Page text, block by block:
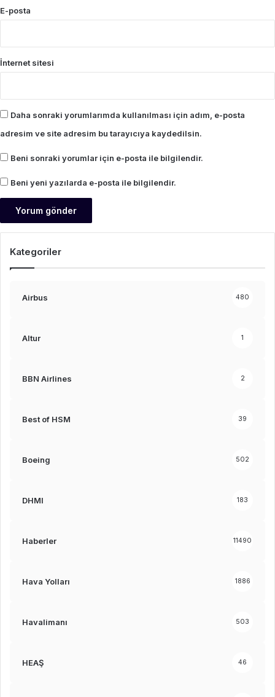
E-posta
İnternet sitesi
Daha sonraki yorumlarımda kullanılması için adım, e-posta
adresim ve site adresim bu tarayıcıya kaydedilsin.
Beni sonraki yorumlar için e-posta ile bilgilendir.
Beni yeni yazılarda e-posta ile bilgilendir.
Kategoriler
Airbus 480
Altur 1
BBN Airlines 2
Best of HSM 39
Boeing 502
DHMI 183
Haberler 11490
Hava Yolları 1886
Havalimanı 503
HEAŞ 46